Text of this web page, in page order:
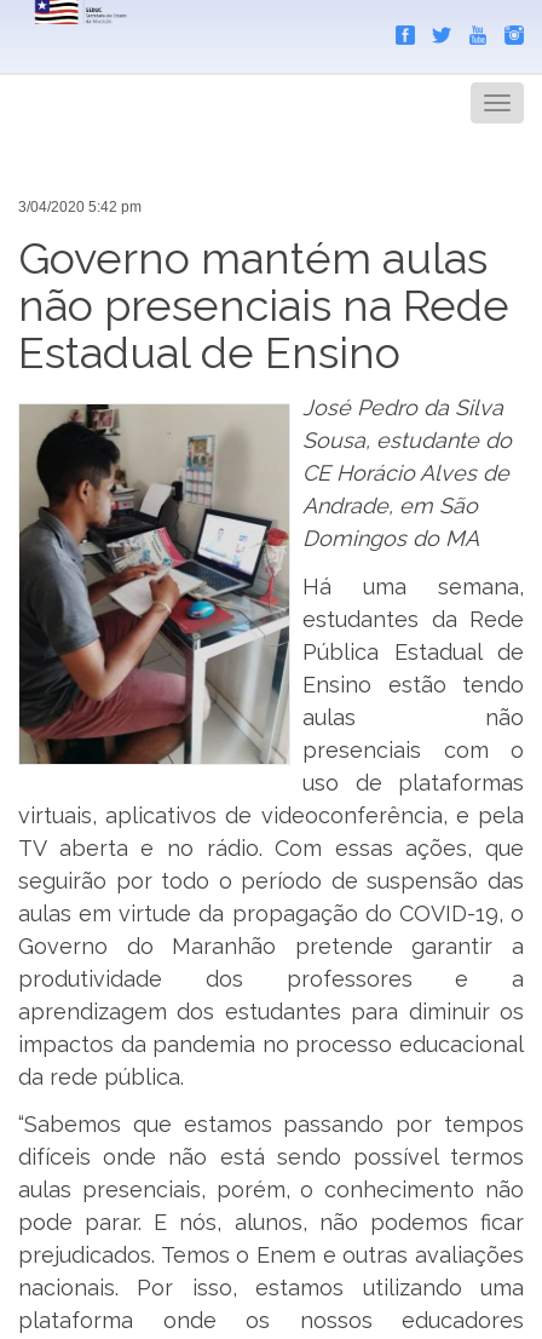
Menu
3/04/2020 5:42 pm
Governo mantém aulas
não presenciais na Rede
Estadual de Ensino
José Pedro da Silva
Sousa, estudante do
CE Horácio Alves de
Andrade, em São
Domingos do MA
Há uma semana,
estudantes da Rede
Pública Estadual de
Ensino estão tendo
aulas não
presenciais com o
uso de plataformas
virtuais, aplicativos de videoconferência, e pela
TV aberta e no rádio. Com essas ações, que
seguirão por todo o período de suspensão das
aulas em virtude da propagação do COVID-19, o
Governo do Maranhão pretende garantir a
produtividade dos professores e a
aprendizagem dos estudantes para diminuir os
impactos da pandemia no processo educacional
da rede pública.
“Sabemos que estamos passando por tempos
difíceis onde não está sendo possível termos
aulas presenciais, porém, o conhecimento não
pode parar. E nós, alunos, não podemos ficar
prejudicados. Temos o Enem e outras avaliações
nacionais. Por isso, estamos utilizando uma
plataforma onde os nossos educadores